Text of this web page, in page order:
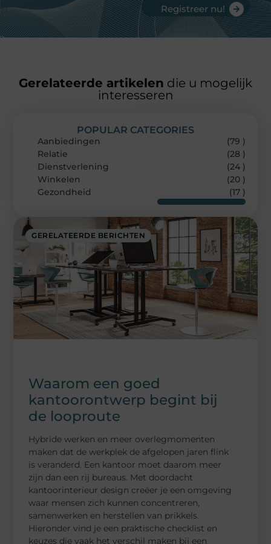
Registreer nu!
Gerelateerde artikelen die u mogelijk
interesseren
GERELATEERDE BERICHTEN
Waarom een goed
kantoorontwerp begint bij
de looproute
Hybride werken en meer overlegmomenten
maken dat de werkplek de afgelopen jaren flink
is veranderd. Een kantoor moet daarom meer
zijn dan een rij bureaus. Met doordacht
kantoorinterieur design creëer je een omgeving
waar mensen zich kunnen concentreren,
samenwerken en herstellen van prikkels.
Hieronder vind je een praktische checklist en
keuzes die vaak het verschil maken bij een
POPULAR CATEGORIES
Aanbiedingen
(79 )
Relatie
(28 )
Dienstverlening
(24 )
Winkelen
(20 )
Gezondheid
(17 )